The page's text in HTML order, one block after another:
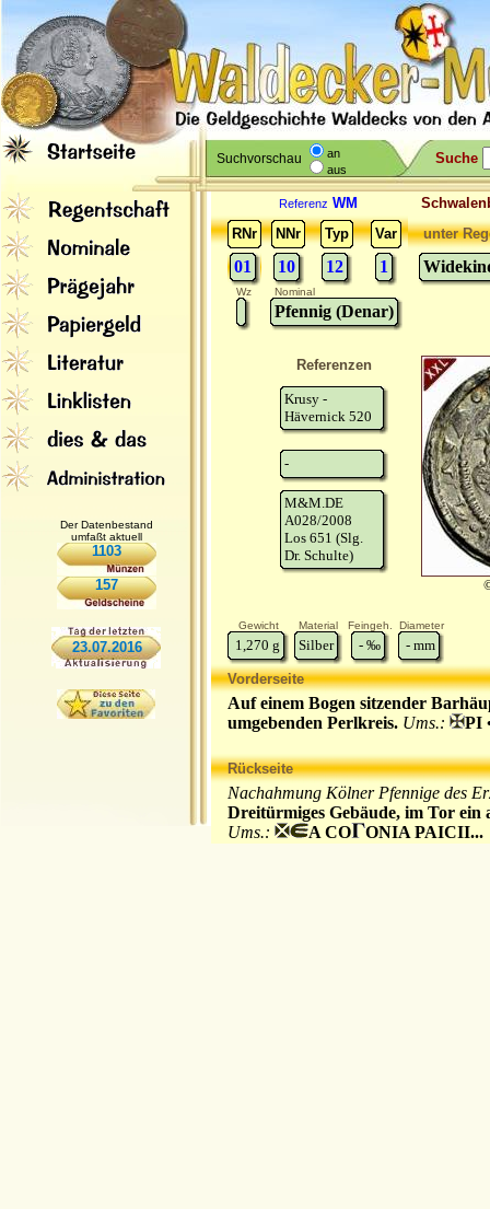
Suchvorschau
an
aus
Suche
Der Datenbestand
umfaßt aktuell
1103
157
23.07.2016
Referenz WM
RNr
NNr Typ Var
01 10 12 1
unter
Wz Nominal
Pfennig (Denar)
Referenzen
Krusy -
Hävernick 520
-
M&M.DE
A028/2008
Los 651 (Slg.
Dr. Schulte)
Gewicht Material Feingeh. Diameter
1,270 g Silber - ‰ - mm
Vorderseite
Auf einem Bogen sitzender
umgebenden Perlkreis. Ums.: PI
Rückseite
Nachahmung Kölner Pfennige des
Dreitürmiges Gebäude, im Tor
Ums.:
A CO ONIA PAICII...